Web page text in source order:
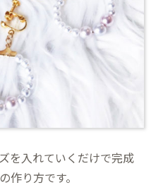
を入れていくだけで完成
作り方です。